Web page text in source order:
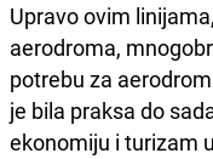
Upravo ovim
aerodroma,
potrebu za
je bila praksa do
ekonomiju i turizam